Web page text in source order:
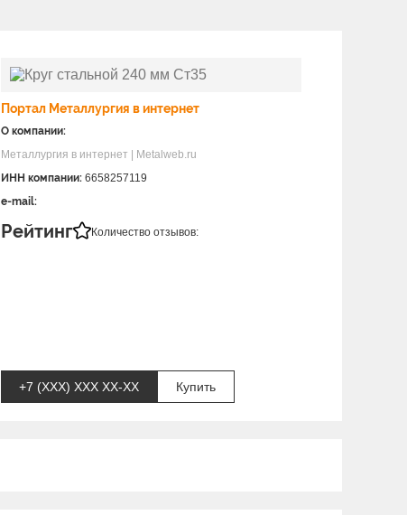
Портал Металлургия в интернет
О компании:
Металлургия в интернет | Metalweb.ru
ИНН компании: 6658257119
e-mail:
Рейтинг Количество отзывов:
+7 (XXX) ХХХ ХХ-ХХ Купить